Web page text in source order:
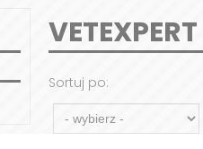
VETEXPERT
Sortuj po: